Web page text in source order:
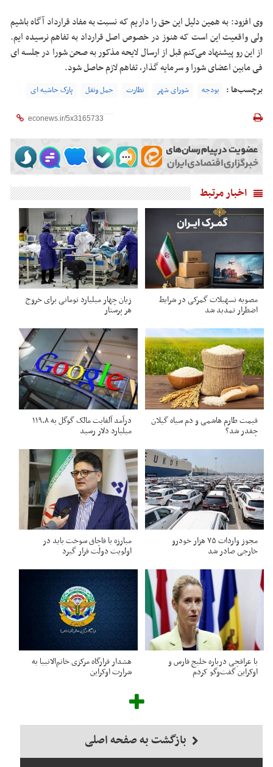
وی افزود: به همین دلیل این حق را داریم که نسبت به مفاد قرارداد آگاه باشیم
ولی واقعیت این است که هنوز در خصوص اصل قرارداد به تفاهم نرسیده ایم.
از این رو پیشنهاد می‌کنم قبل از ارسال لایحه مذکور به صحن شورا در جلسه ای
فی مابین اعضای شورا و سرمایه گذار، تفاهم لازم حاصل شود.
برچسب‌ها : بودجه شورای شهر نظارت حمل ونقل پارک حاشیه ای
اخبار مرتبط
مصوبه تسهیلات گمرکی در شرایط
اضطرار تمدید شد
زیان چهار میلیارد تومانی برای خروج
هر پرستار
قیمت طارم هاشمی و دم سیاه گیلان
چقدر شد؟
درآمد آلفابت مالک گوگل به ۱۱۹.۸
میلیارد دلار رسید
مجوز واردات ۷۵ هزار خودرو
خارجی صادر شد
مبارزه با قاچاق سوخت باید در
اولویت دولت قرار گیرد
با عراقچی درباره خلیج فارس و
اوکراین گفت‌وگو کردم
هشدار قرارگاه مرکزی خاتم‌الانبیا به
شرارت اوکراین
بازگشت به صفحه اصلی